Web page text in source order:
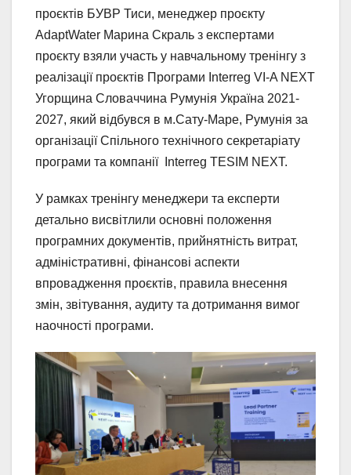
проєктів БУВР Тиси, менеджер проєкту
AdaptWater Марина Скраль з експертами
проєкту взяли участь у навчальному тренінгу з
реалізації проєктів Програми Interreg VI-A NEXT
Угорщина Словаччина Румунія Україна 2021-
2027, який відбувся в м.Сату-Маре, Румунія за
організації Спільного технічного секретаріату
програми та компанії Interreg ТЕSІМ NEXT.
У рамках тренінгу менеджери та експерти
детально висвітлили основні положення
програмних документів, прийнятність витрат,
адміністративні, фінансові аспекти
впровадження проєктів, правила внесення
змін, звітування, аудиту та дотримання вимог
наочності програми.